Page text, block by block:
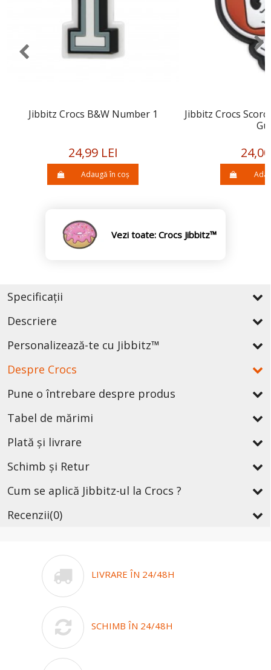
Jibbitz Crocs B&W Number 1
24,99 LEI
Adaugă în coș
Jibbitz Crocs
Vezi toate: Crocs Jibbitz™
Specificații
Descriere
Personalizează-te cu Jibbitz™
Despre Crocs
Pune o întrebare despre produs
Tabel de mărimi
Plată și livrare
Schimb și Retur
Cum se aplică Jibbitz-ul la Crocs ?
Recenzii(0)
LIVRARE ÎN 24/48H
SCHIMB ÎN 24/48H